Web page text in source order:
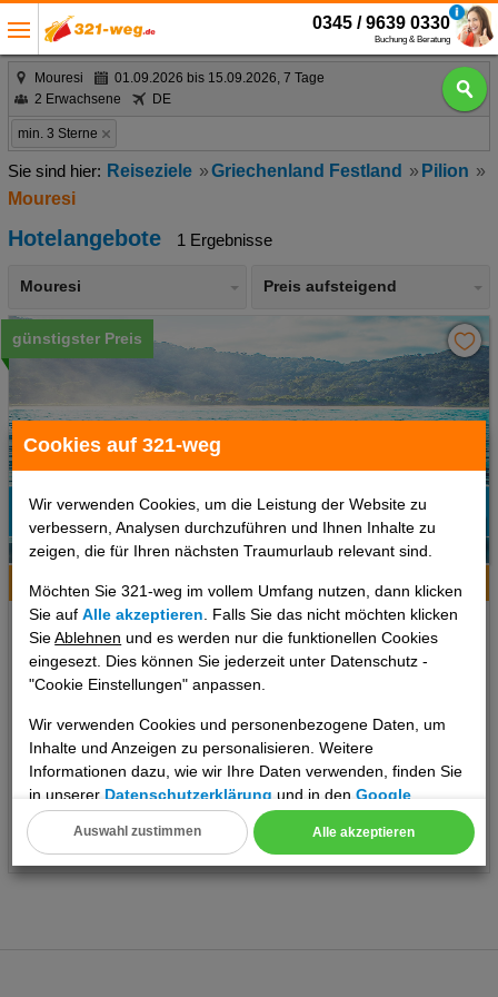
Cookies auf 321-weg
Wir verwenden Cookies, um die Leistung der Website zu
verbessern, Analysen durchzuführen und Ihnen Inhalte zu
zeigen, die für Ihren nächsten Traumurlaub relevant sind.
Möchten Sie 321-weg im vollem Umfang nutzen, dann klicken
Sie aufAlle akzeptieren . Falls Sie das nicht möchten klicken
SieAblehnen und es werden nur die funktionellen Cookies
eingesezt. Dies können Sie jederzeit unter Datenschutz -
"Cookie Einstellungen" anpassen.
Wir verwenden Cookies und personenbezogene Daten, um
Inhalte und Anzeigen zu personalisieren. Weitere
Informationen dazu, wie wir Ihre Daten verwenden, finden Sie
in unsererDatenschutzerklärung und in denGoogle
Datenschutz- und Nutzungsbedingungen
Cookie Einstellungen
Alle akzeptieren
Auswahl zustimmen
0345 / 9639 0330
Buchung & Beratung
Mouresi
01.09.2026 bis 15.09.2026, 7 Tage
2 Erwachsene
DE
min. 3 Sterne
Reiseziele Griechenland Festland
Pilion
Mouresi
Hotelangebote 1 Ergebnisse
Mouresi Preis aufsteigend
günstigster Preis
11%
Empfehlung
Hotelinfo Bilder Karte
Agapitos Villas & Guesthouses
Ort:Mouresi
7 Tage
Doppelzimmer, Frühstück
ab 1080 €
pro Person
Termine